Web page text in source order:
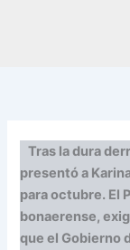
Tras la dura
presentó a
para octubre. El
bonaerense,
que el Gobierno